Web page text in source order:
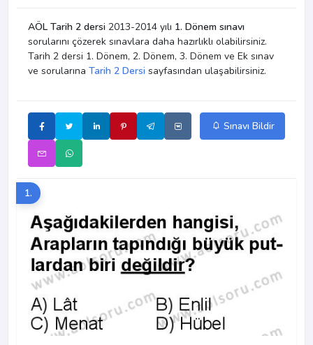
AÖL Tarih 2 dersi 2013-2014 yılı 1. Dönem sınavı
sorularını çözerek sınavlara daha hazırlıklı olabilirsiniz.
Tarih 2 dersi 1. Dönem, 2. Dönem, 3. Dönem ve Ek sınav
ve sorularına Tarih 2 Dersi sayfasından ulaşabilirsiniz.
Sınavı Bildir
1.